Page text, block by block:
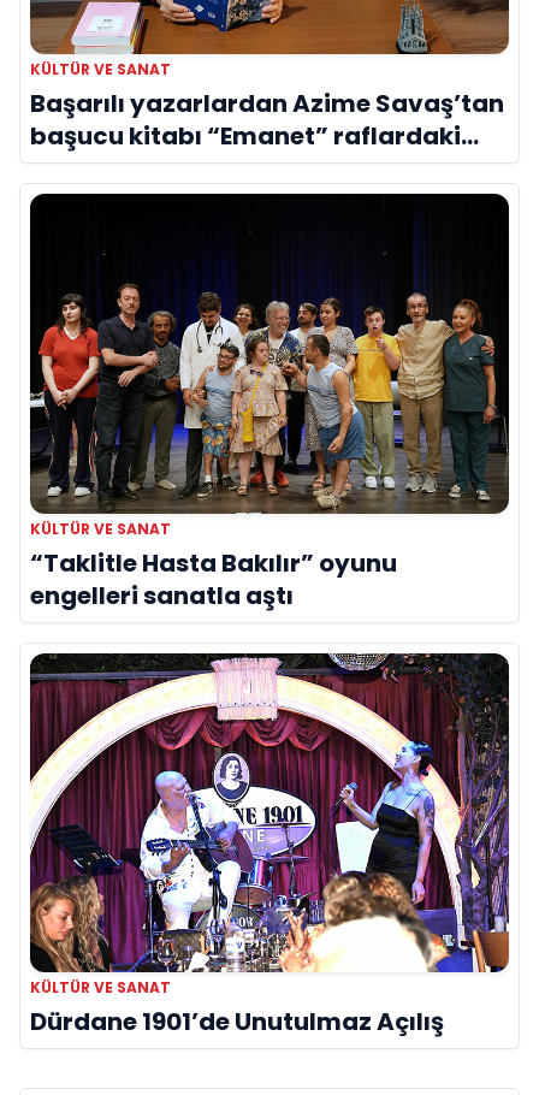
KÜLTÜR VE SANAT
Başarılı yazarlardan Azime Savaş’tan
başucu kitabı “Emanet” raflardaki
yerini aldı
KÜLTÜR VE SANAT
“Taklitle Hasta Bakılır” oyunu
engelleri sanatla aştı
KÜLTÜR VE SANAT
Dürdane 1901’de Unutulmaz Açılış